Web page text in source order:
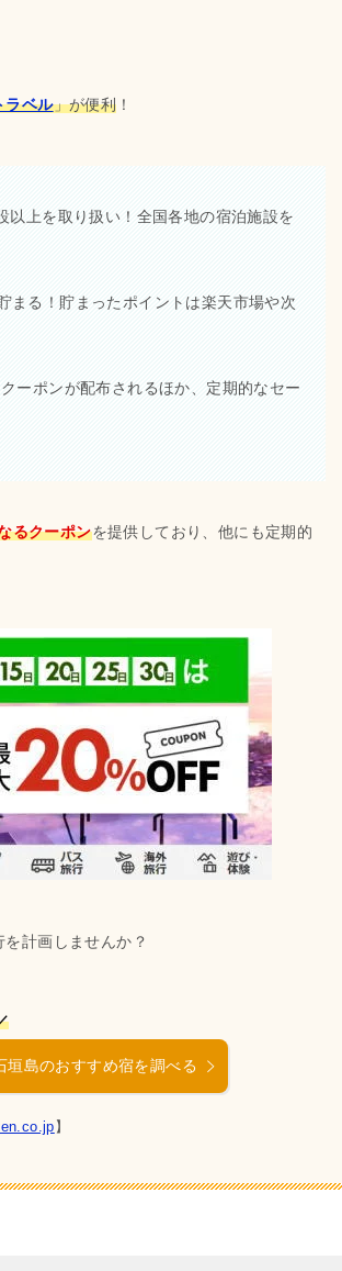
ラベル」が便利 ！
以上を取り扱い！全国各地の宿泊施設を
まる！貯まったポイントは楽天市場や次
ーポンが配布されるほか、定期的なセー
るクーポンを提供しており、他にも定期的
計画しませんか？
垣島のおすすめ宿を調べる
】